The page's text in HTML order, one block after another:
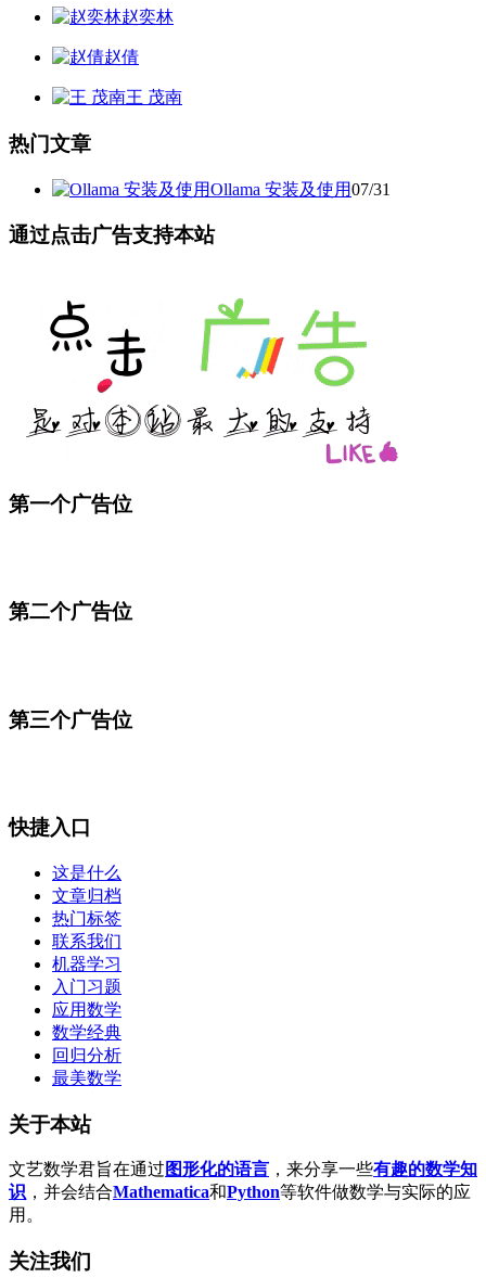
赵奕林
赵倩
王 茂南
热门文章
Ollama 安装及使用07/31
通过点击广告支持本站
第一个广告位
第二个广告位
第三个广告位
快捷入口
这是什么
文章归档
热门标签
联系我们
机器学习
入门习题
应用数学
数学经典
回归分析
最美数学
关于本站
文艺数学君旨在通过 图形化的语言 ，来分享一些有趣的数学知
识 ，并会结合Mathematica和Python等软件做数学与实际的应
用。
关注我们